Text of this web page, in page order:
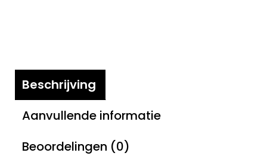
Beschrijving
Aanvullende informatie
Beoordelingen (0)